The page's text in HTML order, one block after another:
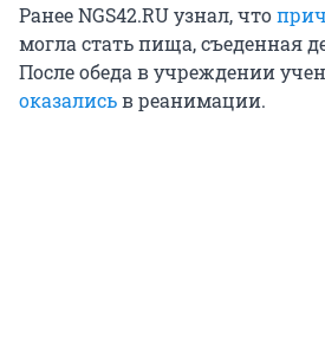
Ранее NGS42.RU узнал, что
могла стать пища, съеденная
После обеда в учреждении
оказалисьв реанимации.